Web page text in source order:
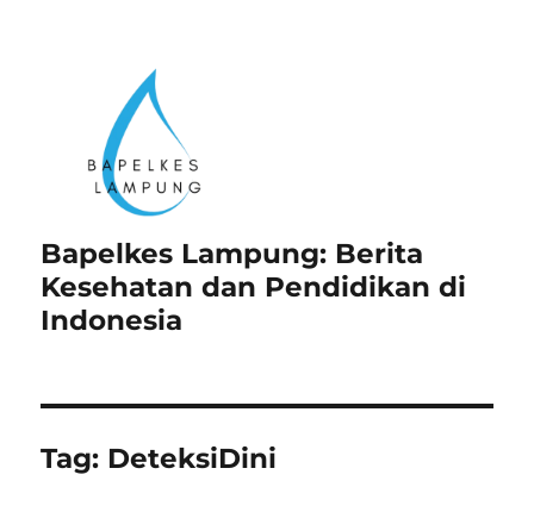
Bapelkes Lampung: Berita
Kesehatan dan Pendidikan di
Indonesia
Tag: DeteksiDini